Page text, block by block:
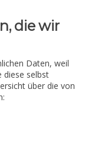
die wir
Daten, weil
diese selbst
über die von